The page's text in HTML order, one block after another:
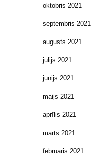
oktobris 2021
septembris 2021
augusts 2021
jūlijs 2021
jūnijs 2021
maijs 2021
aprīlis 2021
marts 2021
februāris 2021